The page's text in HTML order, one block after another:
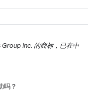
Group Inc. 的商标，已在中
吗？